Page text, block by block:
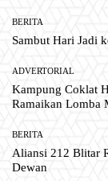
BERITA
Sambut Hari Jadi
ADVERTORIAL
Kampung Coklat
Ramaikan Lomba
BERITA
Aliansi 212 Blitar
Dewan